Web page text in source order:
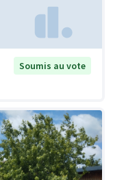
Soumis au vote